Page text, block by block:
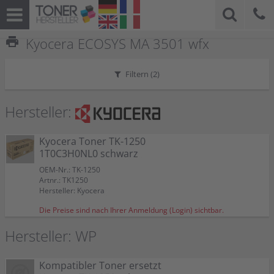
print Kyocera ECOSYS MA 3501 wfx
Filtern (2)
Hersteller:
Kyocera Toner TK-1250
1T0C3H0NL0 schwarz
OEM-Nr.: TK-1250
Artnr.: TK1250
Hersteller: Kyocera
Die Preise sind nach Ihrer Anmeldung (Login) sichtbar.
Hersteller: WP
Kompatibler Toner ersetzt